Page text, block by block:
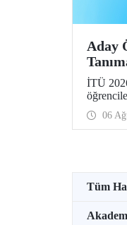
Aday
İTÜ
Günleri
ve
06
Tüm